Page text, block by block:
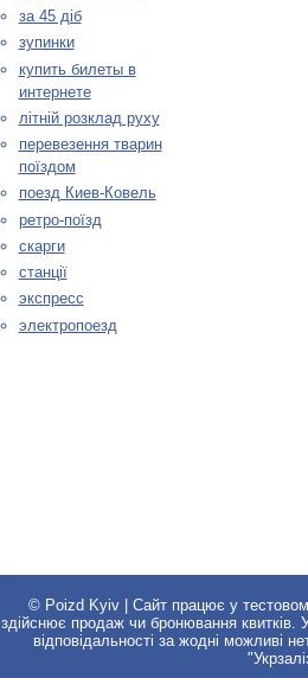
за 45 діб
зупинки
купить билеты в
интернете
літній розклад руху
перевезення тварин
поїздом
поезд Киев-Ковель
ретро-поїзд
скарги
станції
экспресс
электропоезд
© Poizd Kyiv | Сайт працює у
здійснює продаж чи бронювання квитків.
відповідальності за жодні можливі